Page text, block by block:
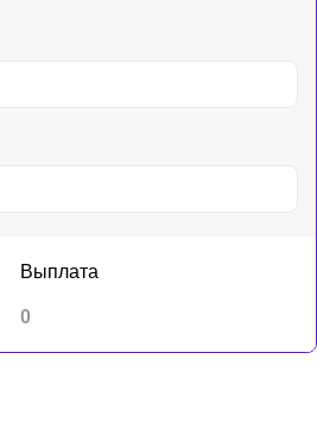
Выплата
0